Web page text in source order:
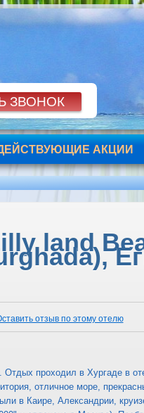
АКЦИИ
land
отзыв по этому отелю
проходил в Хургаде в
отличное море,
в Каире, Александрии,